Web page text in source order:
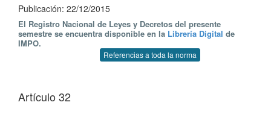
Publicación: 22/12/2015
El Registro Nacional de Leyes y Decretos del presente
semestre se encuentra disponible en la Librería Digital de
IMPO.
Referencias a toda la norma
Artículo 32